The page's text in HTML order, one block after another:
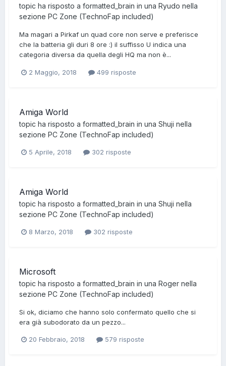
topic ha risposto a formatted_brain in una Ryudo nella
sezione PC Zone (TechnoFap included)
Ma magari a Pirkaf un quad core non serve e preferisce
che la batteria gli duri 8 ore :) il suffisso U indica una
categoria diversa da quella degli HQ ma non è...
2 Maggio, 2018 499 risposte
Amiga World
topic ha risposto a formatted_brain in una Shuji nella
sezione PC Zone (TechnoFap included)
5 Aprile, 2018 302 risposte
Amiga World
topic ha risposto a formatted_brain in una Shuji nella
sezione PC Zone (TechnoFap included)
8 Marzo, 2018 302 risposte
Microsoft
topic ha risposto a formatted_brain in una Roger nella
sezione PC Zone (TechnoFap included)
Si ok, diciamo che hanno solo confermato quello che si
era già subodorato da un pezzo...
20 Febbraio, 2018 579 risposte